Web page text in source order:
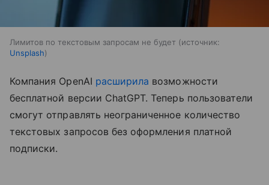
Лимитов по текстовым запросам не будет
источник:
Unsplash
Компания OpenAI расширила возможности
бесплатной версии ChatGPT. Теперь пользователи
смогут отправлять неограниченное количество
текстовых запросов без оформления платной
подписки.